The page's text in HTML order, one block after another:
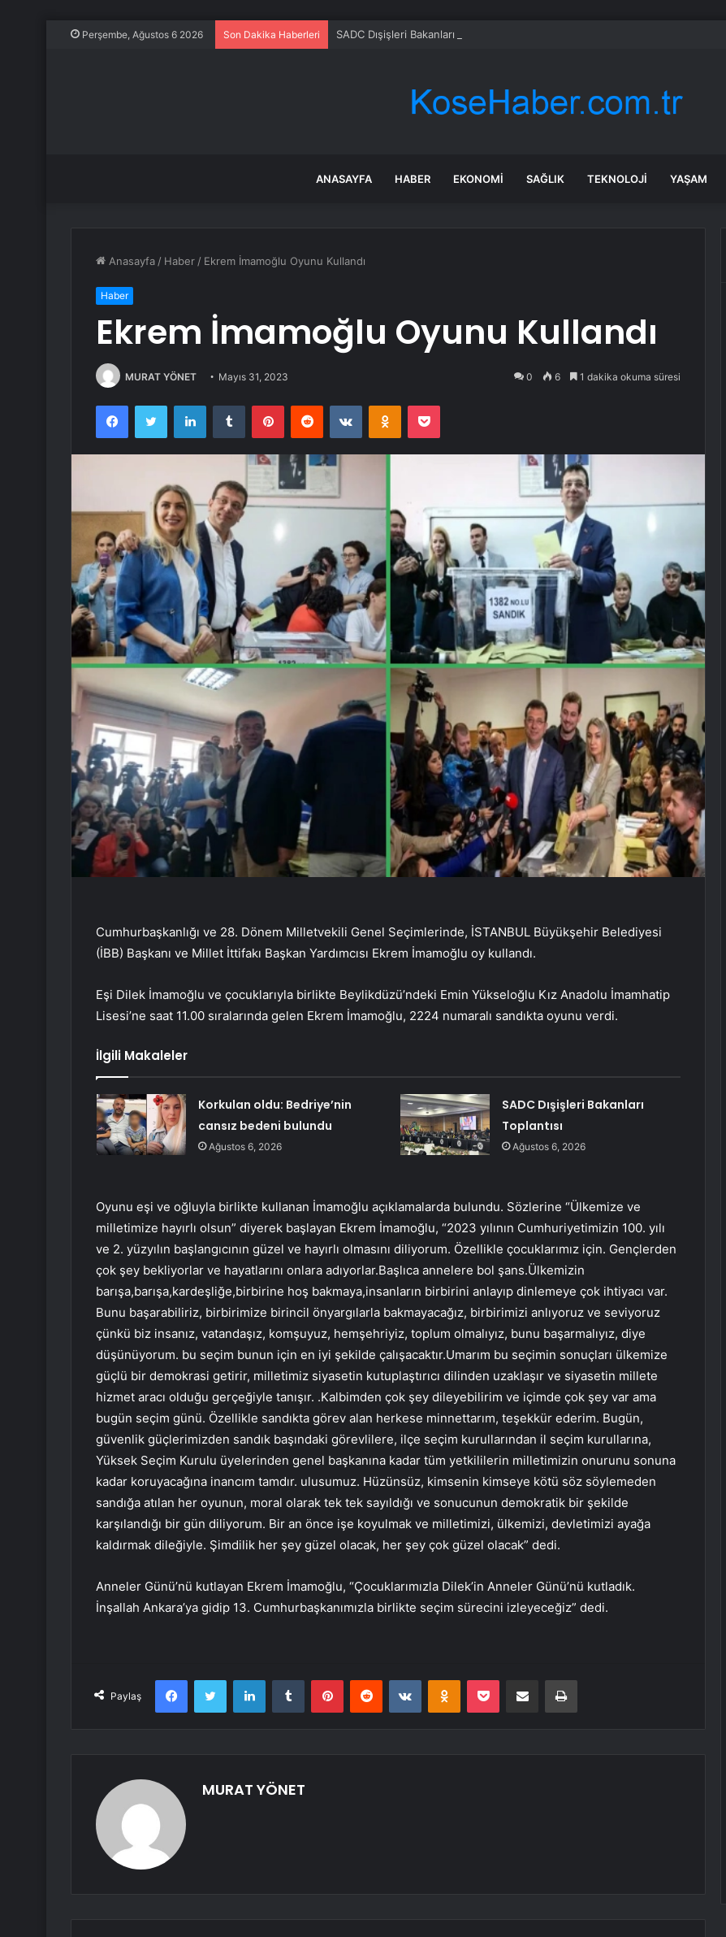
Perşembe, Ağustos 6 2026 Son Dakika Haberleri SADC Dışişleri Bakanları Toplantısı
ANASAYFA HABER EKONOMI SAĞLIK TEKNOLOJI YAŞAM
Anasayfa / Haber / Ekrem İmamoğlu Oyunu Kullandı
Haber
Ekrem İmamoğlu Oyunu Kullandı
MURAT YÖNET Mayıs 31, 2023 0 6 1 dakika okuma süresi
FacebookTwitter LinkedInTumblr PinterestReddit VKontakteOdnoklassniki
Pocket
Cumhurbaşkanlığı ve 28. Dönem Milletvekili Genel Seçimlerinde, İSTANBUL Büyükşehir Belediyesi
(İBB) Başkanı ve Millet İttifakı Başkan Yardımcısı Ekrem İmamoğlu oy kullandı.
Eşi Dilek İmamoğlu ve çocuklarıyla birlikte Beylikdüzü’ndeki Emin Yükseloğlu Kız Anadolu İmamhatip
Lisesi’ne saat 11.00 sıralarında gelen Ekrem İmamoğlu, 2224 numaralı sandıkta oyunu verdi.
İlgili Makaleler
Korkulan oldu: Bedriye’nin
cansız bedeni bulundu
Ağustos 6, 2026
SADC Dışişleri Bakanları
Toplantısı
Ağustos 6, 2026
Oyunu eşi ve oğluyla birlikte kullanan İmamoğlu açıklamalarda bulundu. Sözlerine “Ülkemize ve
milletimize hayırlı olsun” diyerek başlayan Ekrem İmamoğlu, “2023 yılının Cumhuriyetimizin 100. yılı
ve 2. yüzyılın başlangıcının güzel ve hayırlı olmasını diliyorum. Özellikle çocuklarımız için. Gençlerden
çok şey bekliyorlar ve hayatlarını onlara adıyorlar.Başlıca annelere bol şans.Ülkemizin
barışa,barışa,kardeşliğe,birbirine hoş bakmaya,insanların birbirini anlayıp dinlemeye çok ihtiyacı var.
Bunu başarabiliriz, birbirimize birincil önyargılarla bakmayacağız, birbirimizi anlıyoruz ve seviyoruz
çünkü biz insanız, vatandaşız, komşuyuz, hemşehriyiz, toplum olmalıyız, bunu başarmalıyız, diye
düşünüyorum. bu seçim bunun için en iyi şekilde çalışacaktır.Umarım bu seçimin sonuçları ülkemize
güçlü bir demokrasi getirir, milletimiz siyasetin kutuplaştırıcı dilinden uzaklaşır ve siyasetin millete
hizmet aracı olduğu gerçeğiyle tanışır. .Kalbimden çok şey dileyebilirim ve içimde çok şey var ama
bugün seçim günü. Özellikle sandıkta görev alan herkese minnettarım, teşekkür ederim. Bugün,
güvenlik güçlerimizden sandık başındaki görevlilere, ilçe seçim kurullarından il seçim kurullarına,
Yüksek Seçim Kurulu üyelerinden genel başkanına kadar tüm yetkililerin milletimizin onurunu sonuna
kadar koruyacağına inancım tamdır. ulusumuz. Hüzünsüz, kimsenin kimseye kötü söz söylemeden
sandığa atılan her oyunun, moral olarak tek tek sayıldığı ve sonucunun demokratik bir şekilde
karşılandığı bir gün diliyorum. Bir an önce işe koyulmak ve milletimizi, ülkemizi, devletimizi ayağa
kaldırmak dileğiyle. Şimdilik her şey güzel olacak, her şey çok güzel olacak” dedi.
Anneler Günü’nü kutlayan Ekrem İmamoğlu, “Çocuklarımızla Dilek’in Anneler Günü’nü kutladık.
İnşallah Ankara’ya gidip 13. Cumhurbaşkanımızla birlikte seçim sürecini izleyeceğiz” dedi.
Paylaş
FacebookTwitter LinkedInTumblr PinterestReddit VKontakteOdnoklassniki
Pocket E-Posta ile paylaş Yazdır
MURAT YÖNET